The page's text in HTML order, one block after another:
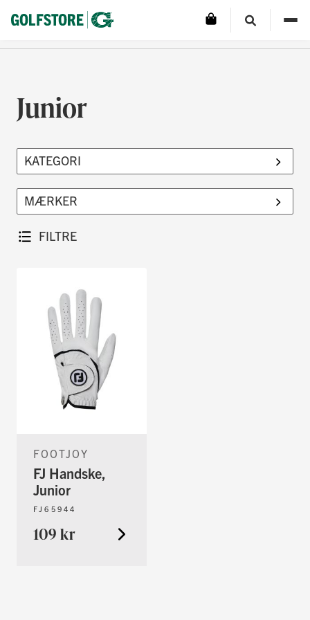
Junior
FILTRE
FOOTJOY
FJ Handske,
Junior
FJ65944
109 kr